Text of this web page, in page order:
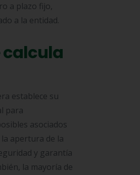
a plazo fijo,
a la entidad.
calcula
establece su
para
asociados
apertura de la
y garantía
la mayoría de